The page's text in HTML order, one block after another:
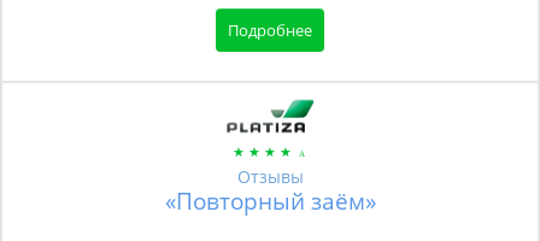
Подробнее
Отзывы
«Повторный заём»